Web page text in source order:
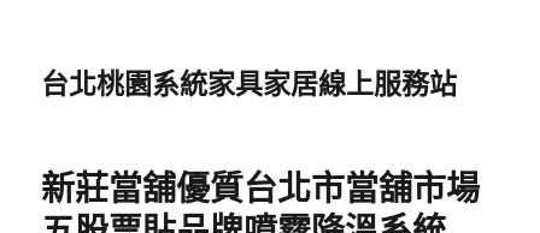
台北桃園系統家具家居線上服務站
新莊當舖優質台北市當舖市場